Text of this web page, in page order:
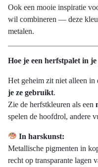
Ook een mooie inspiratie
wil combineren — deze
metalen.
Hoe je een herfstpalet in
Het geheim zit niet alleen in
je ze gebruikt.
Zie de herfstkleuren als een
spelen de hoofdrol, andere
In harskunst:
Metallische pigmenten in
recht op transparante lagen